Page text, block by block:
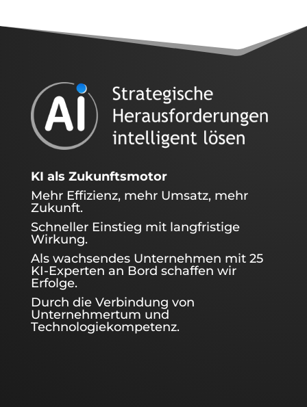
KI als Zukunftsmotor
Mehr Effizienz, mehr Umsatz, mehr
Zukunft.
Schneller Einstieg mit langfristige
Wirkung.
Als wachsendes Unternehmen mit 25
KI-Experten an Bord schaffen wir
Erfolge.
Durch die Verbindung von
Unternehmertum und
Technologiekompetenz.